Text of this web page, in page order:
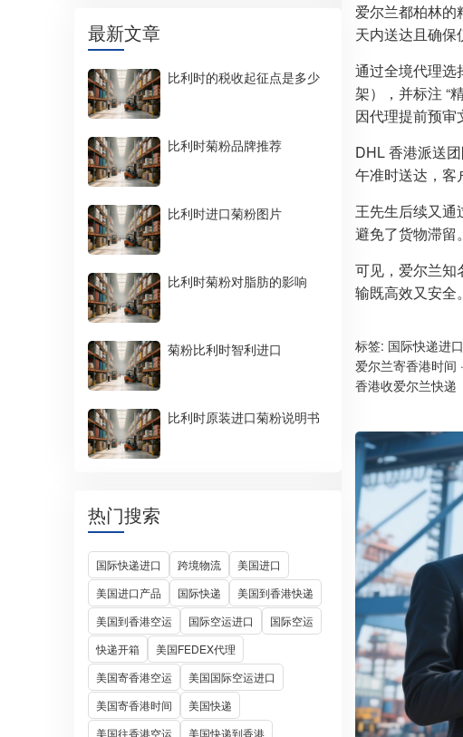
最新文章
比利时的税收起征点是多少
比利时菊粉品牌推荐
比利时进口菊粉图片
比利时菊粉对脂肪的影响
菊粉比利时智利进口
比利时原装进口菊粉说明书
热门搜索
国际快递进口 跨境物流
美国进口
美国进口产品
国际快递
美国到香港快递
美国到香港空运
国际空运进口
国际空运
快递开箱
美国FEDEX代理
美国寄香港空运
美国国际空运进口
美国寄香港时间
美国快递
美国往香港空运
美国快递到香港
爱尔兰都柏林的
天内送达且确保
通过全境代理选
架），并标注 “
因代理提前预审
DHL 香港派送
午准时送达，客
王先生后续又通
避免了货物滞留
可见，爱尔兰知
输既高效又安全。
标签: 国际快递进口
爱尔兰寄香港时间 ·
香港收爱尔兰快递